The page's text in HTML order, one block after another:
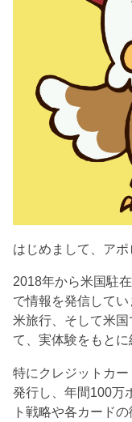
はじめまして、アポ
2018年から米国駐
で情報を発信して
米旅行、そして米
て、実体験をもとに
特にクレジットカ
発行し、年間100万
ト戦略や各カード